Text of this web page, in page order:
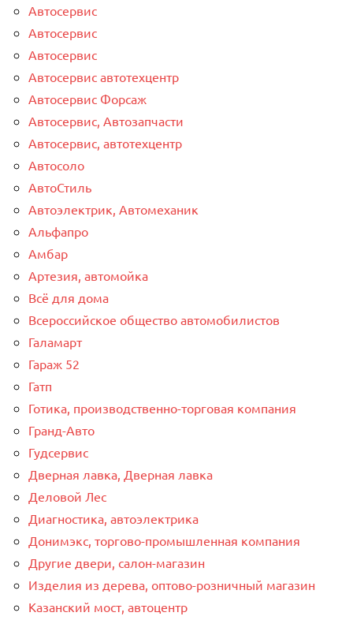
Автосервис
Автосервис
Автосервис
Автосервис автотехцентр
Автосервис Форсаж
Автосервис, Автозапчасти
Автосервис, автотехцентр
Автосоло
АвтоСтиль
Автоэлектрик, Автомеханик
Альфапро
Амбар
Артезия, автомойка
Всё для дома
Всероссийское общество автомобилистов
Галамарт
Гараж 52
Гатп
Готика, производственно-торговая компания
Гранд-Авто
Гудсервис
Дверная лавка, Дверная лавка
Деловой Лес
Диагностика, автоэлектрика
Донимэкс, торгово-промышленная компания
Другие двери, салон-магазин
Изделия из дерева, оптово-розничный магазин
Казанский мост, автоцентр